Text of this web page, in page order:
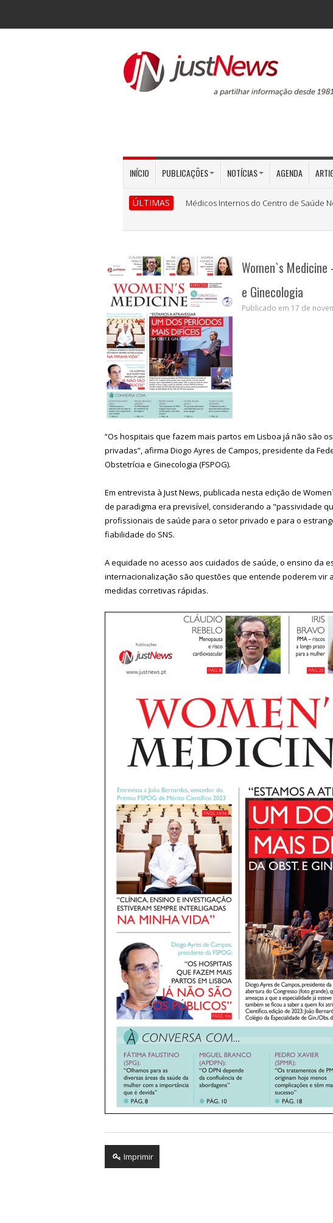
INÍCIO PUBLICAÇÕES NOTÍCIAS AGENDA
ÚLTIMAS Médicos Internos do Centro de Saúde
Women`s
e Ginecologia
Publicado em 17 de
“Os hospitais que fazem mais partos em Lisboa já não são
privadas”, afirma Diogo Ayres de Campos, presidente da
Obstetrícia e Ginecologia (FSPOG).
Em entrevista à Just News, publicada nesta edição de
de paradigma era previsível, considerando a "passividade
profissionais de saúde para o setor privado e para o
fiabilidade do SNS.
A equidade no acesso aos cuidados de saúde, o ensino da
internacionalização são questões que entende poderem vir
medidas corretivas rápidas.
Imprimir